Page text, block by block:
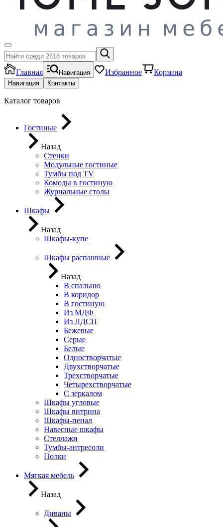
Главная Навигация Избранное Корзина
Навигация Контакты
Каталог товаров
Гостиные
Назад
Стенки
Модульные гостиные
Тумбы под ТV
Комоды в гостиную
Журнальные столы
Шкафы
Назад
Шкафы-купе
Шкафы распашные
Назад
В спальню
В коридор
В гостиную
Из МДФ
Из ЛДСП
Бежевые
Серые
Белые
Одностворчатые
Двухстворчатые
Трехстворчатые
Четырехстворчатые
С зеркалом
Шкафы угловые
Шкафы витрина
Шкафы-пенал
Навесные шкафы
Стеллажи
Тумбы-антресоли
Полки
Мягкая мебель
Назад
Диваны